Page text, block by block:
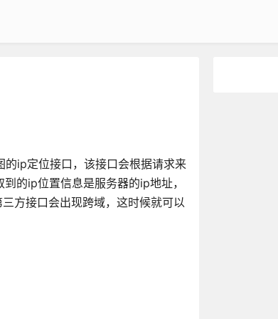
ip定位接口，该接口会根据请求来
的ip位置信息是服务器的ip地址，
方接口会出现跨域，这时候就可以